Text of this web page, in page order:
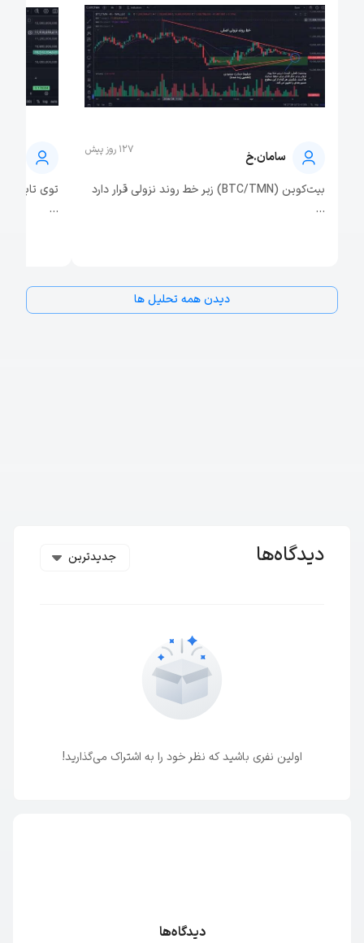
سامان.خ 127 روز پیش
بیت‌کوین (BTC/TMN) زیر خط روند نزولی قرار دارد
...
...
دیدن همه تحلیل‌ ها
دیدگاه‌ها جدیدترین
اولین نفری باشید که نظر خود را به اشتراک می‌گذارید!
دیدگاه‌ها